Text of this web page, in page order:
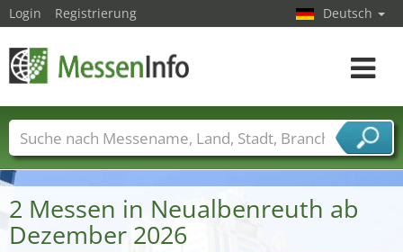
2 Messen in Neualbenreuth ab
Dezember 2026
Login Registrierung Deutsch
Toggle
Messenamen Länder Städte
Branchen
Dienstleisterbranchen